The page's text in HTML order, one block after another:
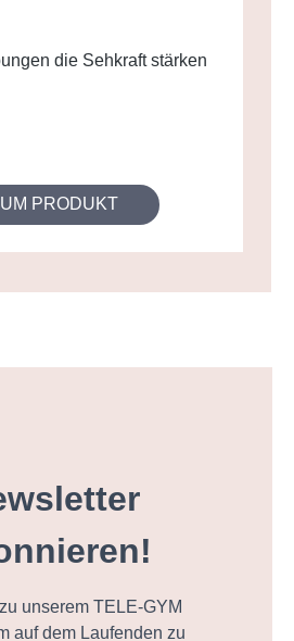
die Sehkraft stärken
PRODUKT
unserem TELE-GYM
auf dem Laufenden zu